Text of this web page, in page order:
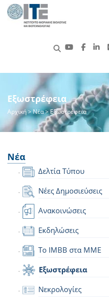
Εξωστρέφεια
Αρχική>Νέα> Εξωστρέφεια
Νέα
Δελτία Τύπου
Νέες Δημοσιεύσεις
Ανακοινώσεις
Εκδηλώσεις
Το IMBB στα ΜΜΕ
Εξωστρέφεια
Νεκρολογίες